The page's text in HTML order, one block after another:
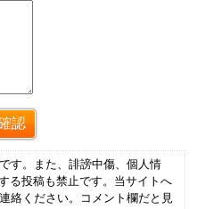
す。また、誹謗中傷、個人情
る投稿も禁止です。当サイトへ
絡ください。コメント欄だと見